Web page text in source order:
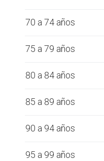
70 a 74 años
75 a 79 años
80 a 84 años
85 a 89 años
90 a 94 años
95 a 99 años